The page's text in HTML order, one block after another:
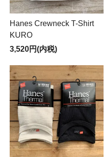
Hanes Crewneck T-Shirt
KURO
3,520円(内税)